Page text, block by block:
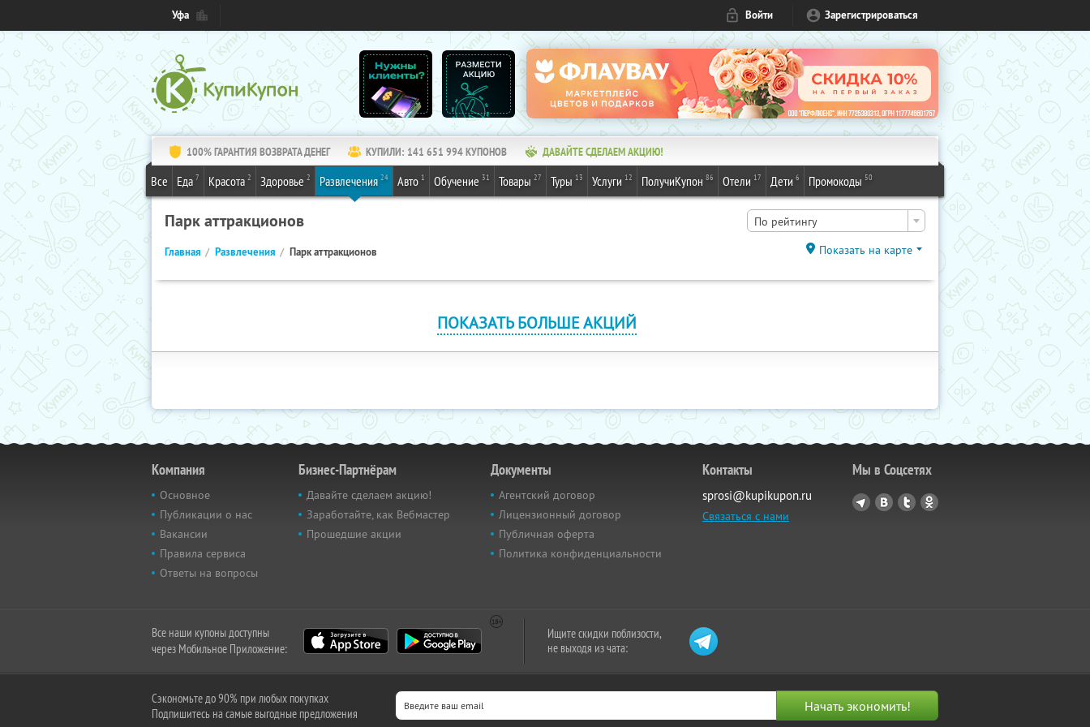
Уфа Войти Зарегистрироваться
100% ГАРАНТИЯ ВОЗВРАТА ДЕНЕГ КУПИЛИ: 141 651 994КУПОНОВ ДАВАЙТЕ СДЕЛАЕМ АКЦИЮ!
Все Еда 7 Красота 2 Здоровье 2 Развлечения 24 Авто 1 Обучение 31 Товары 27 Туры 13 Услуги 12 ПолучиКупон 86 Отели 17 Дети 6 Промокоды 50
Парк аттракционов По рейтингу
Главная Развлечения Парк аттракционов Показать на карте
ПОКАЗАТЬ БОЛЬШЕ АКЦИЙ
Компания
Основное
Публикации о нас
Вакансии
Правила сервиса
Ответы на вопросы
Бизнес-Партнёрам
Давайте сделаем акцию!
Заработайте, как Вебмастер
Прошедшие акции
Документы
Агентский договор
Лицензионный договор
Публичная оферта
Политика конфиденциальности
Контакты
sprosi@kupikupon.ru
Связаться с нами
Мы в Соцсетях
Все наши купоны доступны
через Мобильное Приложение:
Ищите скидки поблизости,
не выходя из чата:
Сэкономьте до 90% при любых покупках
Подпишитесь на самые выгодные предложения